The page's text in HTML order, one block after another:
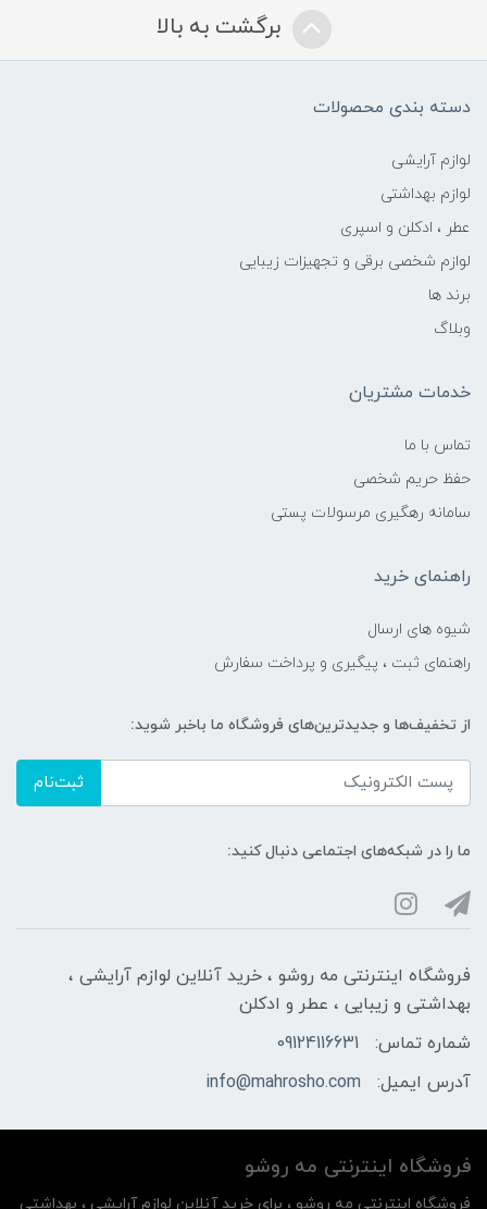
برگشت به بالا
دسته بندی محصولات
لوازم آرایشی
لوازم بهداشتی
عطر ، ادکلن و اسپری
لوازم شخصی برقی و تجهیزات زیبایی
برند ها
وبلاگ
خدمات مشتریان
تماس با ما
حفظ حریم شخصی
سامانه رهگیری مرسولات پستی
راهنمای خرید
شیوه های ارسال
راهنمای ثبت ، پیگیری و پرداخت سفارش
از تخفیف‌ها و جدیدترین‌های فروشگاه ما باخبر شوید:
ثبت‌نام
ما را در شبکه‌های اجتماعی دنبال کنید:
فروشگاه اینترنتی مه‌ رو‌شو ، خرید آنلاین لوازم آرایشی ،
بهداشتی و زیبایی ، عطر و ادکلن
شماره تماس:
09124116631
آدرس ایمیل:
info@mahrosho.com
فروشگاه اینترنتی مه‌ رو‌شو
فروشگاه اینترنتی مه‌ رو‌شو ، برای خرید آنلاین لوازم آرایشی ، بهداشتی